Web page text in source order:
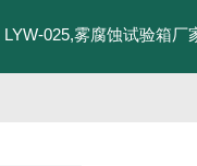
LYW-025,雾腐蚀试验箱厂